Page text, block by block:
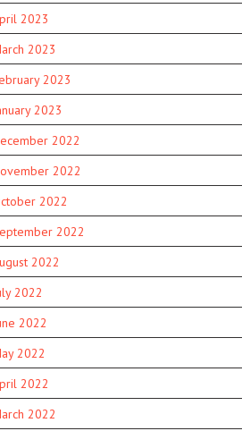
2023
2023
2023
2023
2022
2022
2022
2022
2022
2022
2022
2022
2022
2022